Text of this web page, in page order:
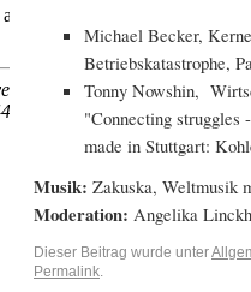
Michael Becker,
Betriebskatastrophe,
Tonny Nowshin,
"Connecting struggles
made in Stuttgart:
Musik: Zakuska, Weltmusik
Moderation: Angelika
Dieser Beitrag wurde unter
Permalink